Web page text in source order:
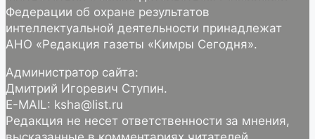
Федерации об охране результатов
интеллектуальной деятельности принадлежат
АНО «Редакция газеты «Кимры Сегодня».
Администратор сайта:
Дмитрий Игоревич Ступин.
E-MAIL: ksha@list.ru
Редакция не несет ответственности за мнения,